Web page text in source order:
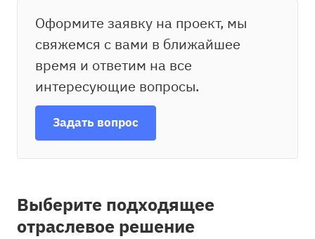
Оформите заявку на проект, мы
свяжемся с вами в ближайшее
время и ответим на все
интересующие вопросы.
Задать вопрос
Выберите подходящее
отраслевое решение